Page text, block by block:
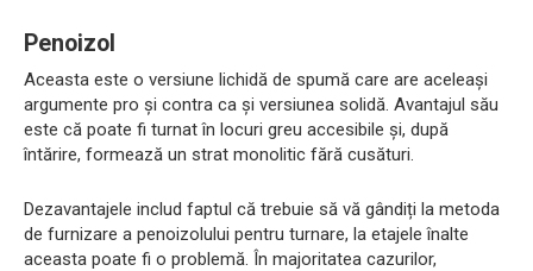
Penoizol
Aceasta este o versiune lichidă de spumă care are aceleași
argumente pro și contra ca și versiunea solidă. Avantajul său
este că poate fi turnat în locuri greu accesibile și, după
întărire, formează un strat monolitic fără cusături.
Dezavantajele includ faptul că trebuie să vă gândiți la metoda
de furnizare a penoizolului pentru turnare, la etajele înalte
aceasta poate fi o problemă. În majoritatea cazurilor,